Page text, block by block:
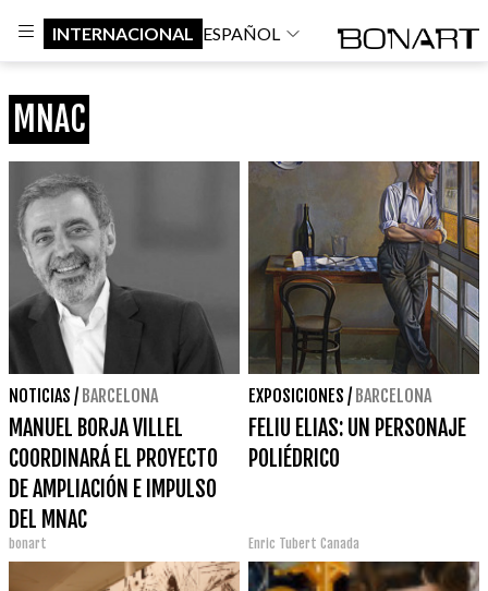
INTERNACIONAL ESPAÑOL
MNAC
NOTICIAS / BARCELONA
MANUEL BORJA VILLEL
COORDINARÁ EL PROYECTO
DE AMPLIACIÓN E IMPULSO
DEL MNAC
bonart
EXPOSICIONES / BARCELONA
FELIU ELIAS: UN PERSONAJE
POLIÉDRICO
Enric Tubert Canada